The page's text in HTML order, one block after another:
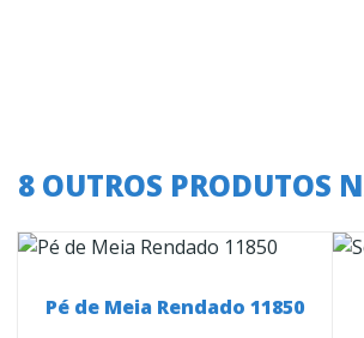
8 OUTROS PRODUTOS
Pé de Meia Rendado 11850